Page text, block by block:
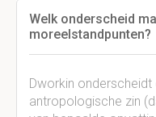
Welk onderscheid
moreelstandpunten?
Dworkin
antropologische zin